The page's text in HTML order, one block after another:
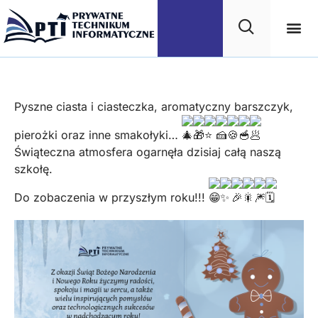
Pyszne ciasta i ciasteczka, aromatyczny barszczyk,
pierożki oraz inne smakołyki…
Świąteczna atmosfera ogarnęła dzisiaj całą naszą
szkołę.
Do zobaczenia w przyszłym roku!!!